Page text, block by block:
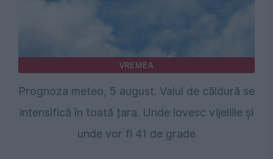
VREMEA
Prognoza meteo, 5 august. Valul de căldură se
intensifică în toată țara. Unde lovesc vijeliile și
unde vor fi 41 de grade